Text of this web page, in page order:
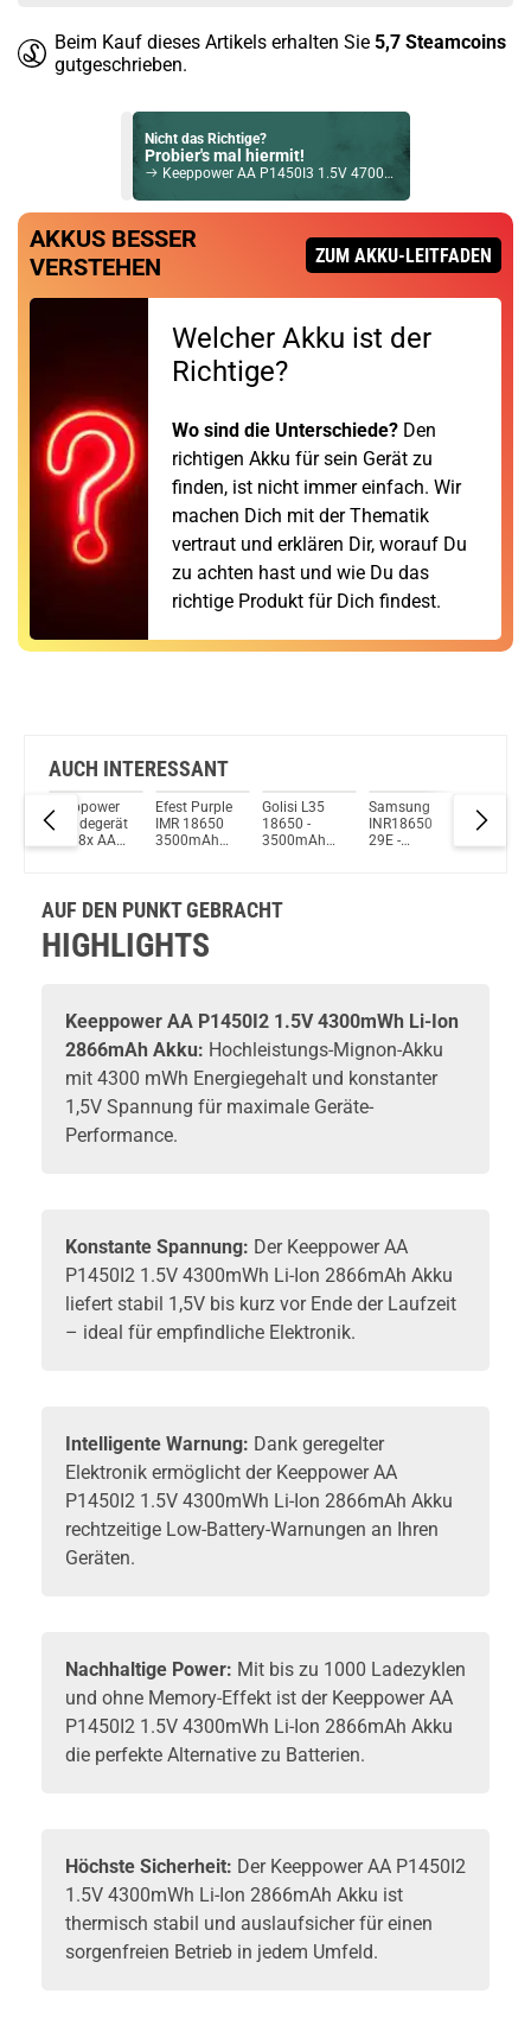
Beim Kauf dieses Artikels erhalten Sie 5,7 Steamcoins
gutgeschrieben.
Nicht das Richtige?
Probier's mal hiermit!
Keeppower AA P1450I3 1.5V 4700mWh Li-Ion 3133mAh Akku 4er Pack
Bock auf was Neues?
Check das mal!
XTAR AA 1.5V 4150mWh Li-Ion Akku 2500mAh 4er Pack
Schau mal hier!
OneVape Air MOD 60 1500mAh 6,0ml Pod Kit Blau
AKKUS BESSER
VERSTEHEN
ZUM AKKU-LEITFADEN
Welcher Akku ist der
Richtige?
Wo sind die Unterschiede?Den
richtigen Akku für sein Gerät zu
finden, ist nicht immer einfach. Wir
machen Dich mit der Thematik
vertraut und erklären Dir, worauf Du
zu achten hast und wie Du das
richtige Produkt für Dich findest.
AUCH INTERESSANT
Keeppower
I8 Ladegerät
inkl. 8x AA
Efest Purple
IMR 18650
3500mAh
ungeschützt
Golisi L35
18650 -
3500mAh
Samsung
INR18650
29E -
Efest
AUF DEN PUNKT GEBRACHT
HIGHLIGHTS
Keeppower AA P1450I2 1.5V 4300mWh Li-Ion
2866mAh Akku: Hochleistungs-Mignon-Akku
mit 4300 mWh Energiegehalt und konstanter
1,5V Spannung für maximale Geräte-
Performance.
Konstante Spannung: Der Keeppower AA
P1450I2 1.5V 4300mWh Li-Ion 2866mAh Akku
liefert stabil 1,5V bis kurz vor Ende der Laufzeit
– ideal für empfindliche Elektronik.
Intelligente Warnung: Dank geregelter
Elektronik ermöglicht der Keeppower AA
P1450I2 1.5V 4300mWh Li-Ion 2866mAh Akku
rechtzeitige Low-Battery-Warnungen an Ihren
Geräten.
Nachhaltige Power: Mit bis zu 1000 Ladezyklen
und ohne Memory-Effekt ist der Keeppower AA
P1450I2 1.5V 4300mWh Li-Ion 2866mAh Akku
die perfekte Alternative zu Batterien.
Höchste Sicherheit: Der Keeppower AA P1450I2
1.5V 4300mWh Li-Ion 2866mAh Akku ist
thermisch stabil und auslaufsicher für einen
sorgenfreien Betrieb in jedem Umfeld.